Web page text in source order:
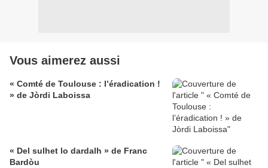
Vous aimerez aussi
« Comté de Toulouse : l’éradication !
» de Jòrdi Laboissa
« Del sulhet lo dardalh » de Franc
Bardòu